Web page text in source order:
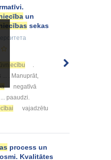
un
sekas
.
... . Manuprāt,
negatīvā
paaudzi.
vajadzētu
process un
Kvalitātes